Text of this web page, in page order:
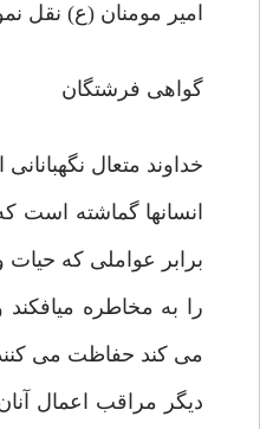
امیر مومنان (ع) نقل
گواهی فرشتگان
خداوند متعال
انسانها گماشته است
برابر عواملی که حیات
را به مخاطره میافکند
می کند حفاظت می
دیگر مراقب اعمال